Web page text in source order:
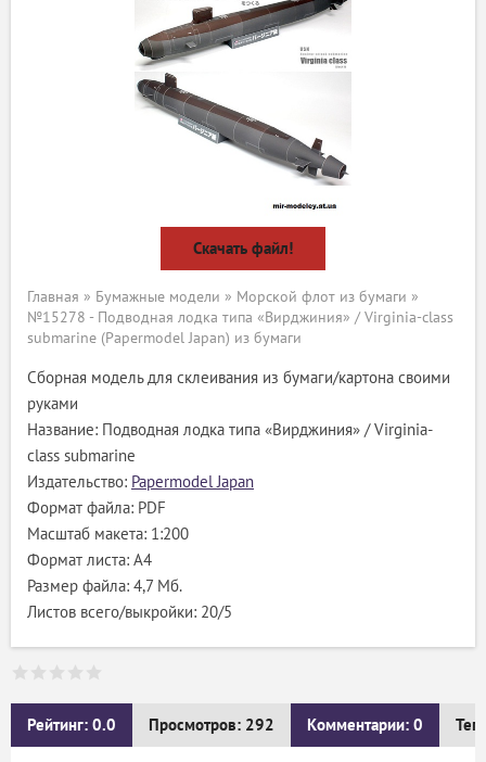
Скачать файл!
Главная » Бумажные модели » Морской флот из бумаги »
№15278 - Подводная лодка типа «Вирджиния» / Virginia-class
submarine (Papermodel Japan) из бумаги
Сборная модель для склеивания из бумаги/картона своими
руками
Название: Подводная лодка типа «Вирджиния» / Virginia-
class submarine
Издательство: Papermodel Japan
Формат файла: PDF
Масштаб макета: 1:200
Формат листа: А4
Размер файла: 4,7 Мб.
Листов всего/выкройки: 20/5
Рейтинг: 0.0 Просмотров: 292 Комментарии: 0